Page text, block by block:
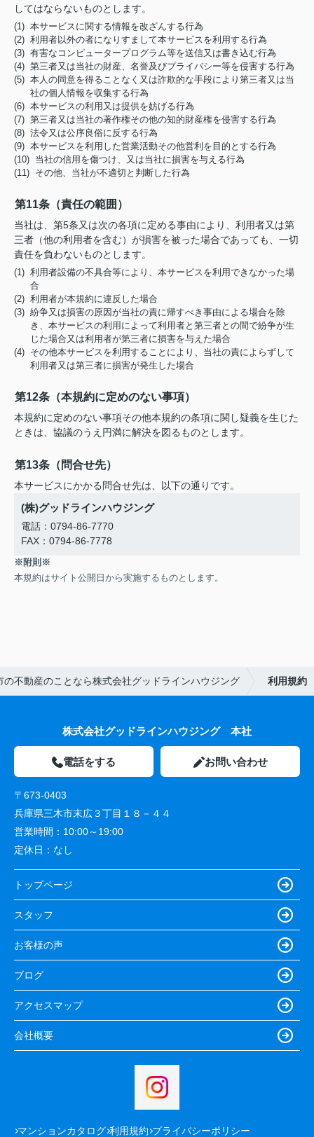
してはならないものとします。
(1) 本サービスに関する情報を改ざんする行為
(2) 利用者以外の者になりすまして本サービスを利用する行為
(3) 有害なコンピュータープログラム等を送信又は書き込む行為
(4) 第三者又は当社の財産、名誉及びプライバシー等を侵害する行為
(5) 本人の同意を得ることなく又は詐欺的な手段により第三者又は当
社の個人情報を収集する行為
(6) 本サービスの利用又は提供を妨げる行為
(7) 第三者又は当社の著作権その他の知的財産権を侵害する行為
(8) 法令又は公序良俗に反する行為
(9) 本サービスを利用した営業活動その他営利を目的とする行為
(10) 当社の信用を傷つけ、又は当社に損害を与える行為
(11) その他、当社が不適切と判断した行為
第11条（責任の範囲）
当社は、第5条又は次の各項に定める事由により、利用者又は第
三者（他の利用者を含む）が損害を被った場合であっても、一切
責任を負わないものとします。
(1) 利用者設備の不具合等により、本サービスを利用できなかった場
合
(2) 利用者が本規約に違反した場合
(3) 紛争又は損害の原因が当社の責に帰すべき事由による場合を除
き、本サービスの利用によって利用者と第三者との間で紛争が生
じた場合又は利用者が第三者に損害を与えた場合
(4) その他本サービスを利用することにより、当社の責によらずして
利用者又は第三者に損害が発生した場合
第12条（本規約に定めのない事項）
本規約に定めのない事項その他本規約の条項に関し疑義を生じた
ときは、協議のうえ円満に解決を図るものとします。
第13条（問合せ先）
本サービスにかかる問合せ先は、以下の通りです。
(株)グッドラインハウジング
電話：0794-86-7770
FAX：0794-86-7778
※附則※
本規約はサイト公開日から実施するものとします。
の不動産のことなら株式会社グッドラインハウジング 利用規約
株式会社グッドラインハウジング 本社
電話をする お問い合わせ
〒673-0403
兵庫県三木市末広３丁目１８－４４
営業時間： 10:00～19:00
定休日： なし
トップページ
スタッフ
お客様の声
ブログ
アクセスマップ
会社概要
マンションカタログ 利用規約 プライバシーポリシー